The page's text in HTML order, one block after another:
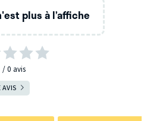
plus à l’affiche
0 avis
AVIS